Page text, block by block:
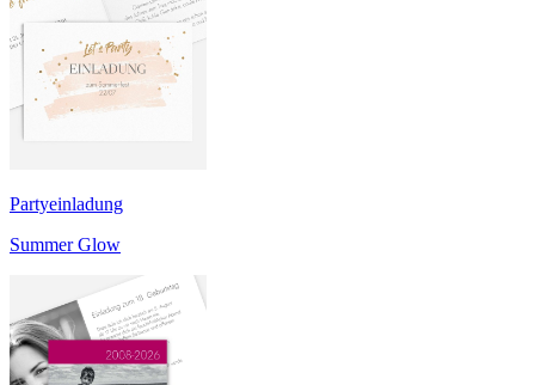
Partyeinladung
Summer Glow